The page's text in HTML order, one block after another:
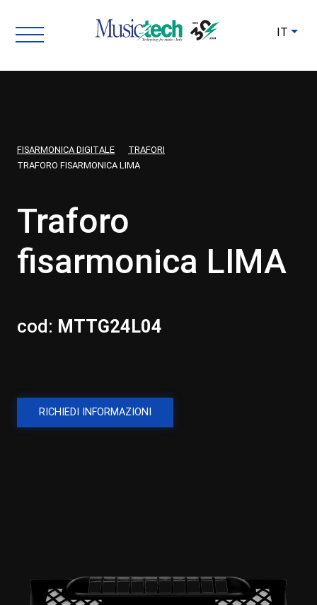
IT
FISARMONICA DIGITALE
TRAFORI
TRAFORO FISARMONICA LIMA
Traforo
fisarmonica LIMA
cod: MTTG24L04
RICHIEDI INFORMAZIONI